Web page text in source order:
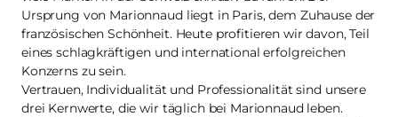
Ursprung von Marionnaud liegt in Paris, dem Zuhause der
französischen Schönheit. Heute profitieren wir davon, Teil
eines schlagkräftigen und international erfolgreichen
Konzerns zu sein.
Vertrauen, Individualität und Professionalität sind unsere
drei Kernwerte, die wir täglich bei Marionnaud leben.